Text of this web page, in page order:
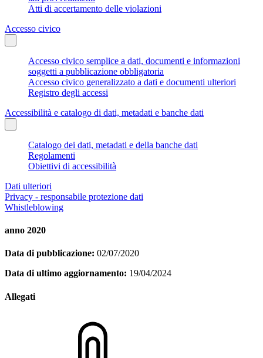
Atti di accertamento delle violazioni
Accesso civico
Accesso civico semplice a dati, documenti e informazioni
soggetti a pubblicazione obbligatoria
Accesso civico generalizzato a dati e documenti ulteriori
Registro degli accessi
Accessibilità e catalogo di dati, metadati e banche dati
Catalogo dei dati, metadati e della banche dati
Regolamenti
Obiettivi di accessibilità
Dati ulteriori
Privacy - responsabile protezione dati
Whistleblowing
anno 2020
Data di pubblicazione: 02/07/2020
Data di ultimo aggiornamento: 19/04/2024
Allegati